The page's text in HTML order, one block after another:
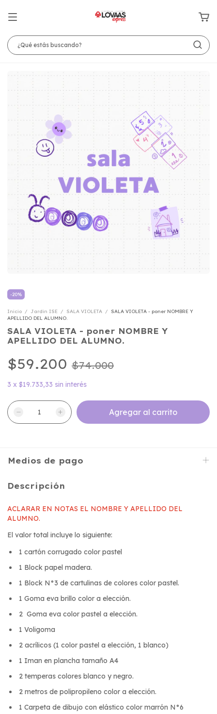
-20%
Inicio / Jardin ISE / SALA VIOLETA /
SALA VIOLETA - poner NOMBRE Y
APELLIDO DEL ALUMNO.
SALA VIOLETA - poner NOMBRE Y
APELLIDO DEL ALUMNO.
$59.200 $74.000
3 x $19.733,33 sin interés
Medios de pago
Descripción
ACLARAR EN NOTAS EL NOMBRE Y APELLIDO DEL
ALUMNO.
El valor total incluye lo siguiente:
1 cartón corrugado color pastel
1 Block papel madera.
1 Block N°3 de cartulinas de colores color pastel.
1 Goma eva brillo color a elección.
2 Goma eva color pastel a elección.
1 Voligoma
2 acrílicos (1 color pastel a elección, 1 blanco)
1 Iman en plancha tamaño A4
2 temperas colores blanco y negro.
2 metros de polipropileno color a elección.
1 Carpeta de dibujo con elástico color marrón N°6